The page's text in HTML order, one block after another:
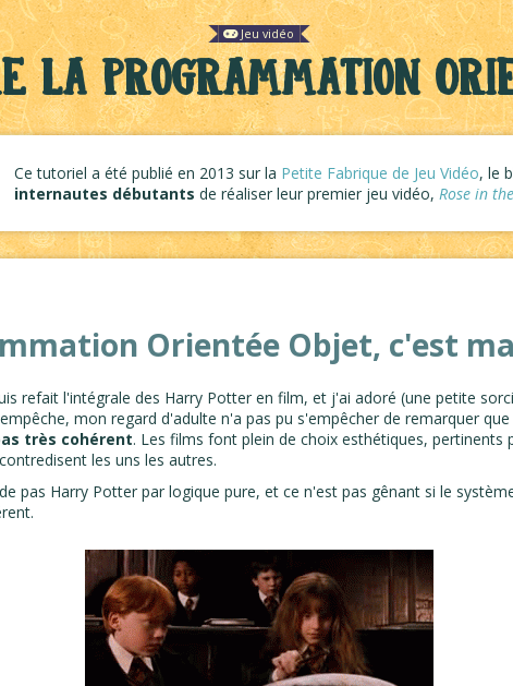
Jeu vidéo
la Programmation
Ce tutoriel a été publié en 2013 sur la Petite Fabrique de Jeu Vidéo, le
internautes débutants de réaliser leur premier jeu vidéo, Rose in
Orientée Objet, c'est
refait l'intégrale des Harry Potter en film, et j'ai adoré (une petite
mon regard d'adulte n'a pas pu s'empêcher de remarquer que
très cohérent. Les films font plein de choix esthétiques, pertinents
les uns les autres.
pas Harry Potter par logique pure, et ce n'est pas gênant si le